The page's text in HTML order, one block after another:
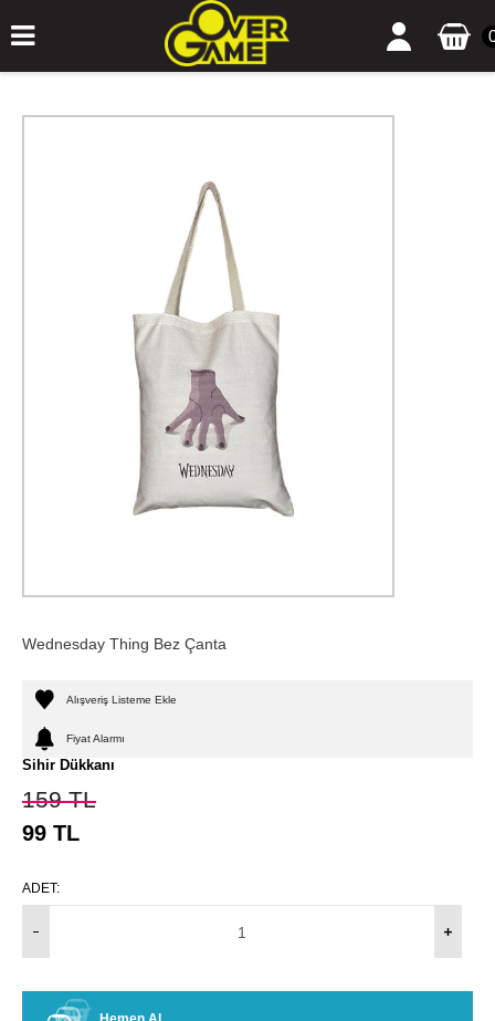
Wednesday Thing Bez Çanta
Alışveriş Listeme Ekle
Fiyat Alarmı
Sihir Dükkanı
159TL
99 TL
ADET: